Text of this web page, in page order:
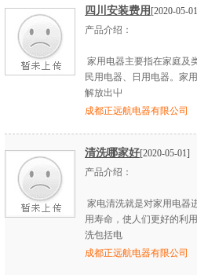
四川安装费用 [2020-05-
产品介绍：
家用电器主要指在家庭及
民用电器、日用电器。家
解放出屮
成都正远航电器有限公司
清洗哪家好[2020-05-01]
产品介绍：
家电清洗就是对家用电器
用寿命，使人们更好的利
洗包括电
成都正远航电器有限公司